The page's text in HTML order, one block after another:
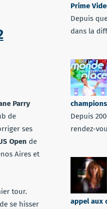
Parry
de
ses
Open de
Aires et
tour.
se hisser
Prime
Depuis
dans la
Depuis
rendez-
appel aux